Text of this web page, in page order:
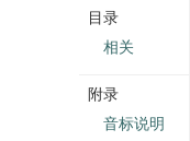
目录
相关
附录
音标说明